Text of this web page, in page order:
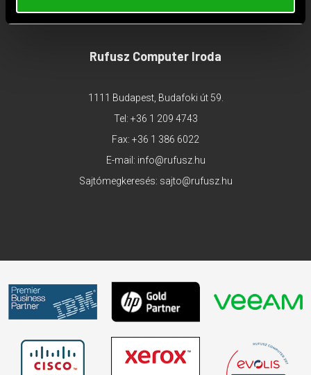
Csütörtök-Péntek 10-16 óráig
Rufusz Computer Iroda
1111 Budapest, Budafoki út 59.
Tel: +36 1 209 4743
Fax: +36 1 386 6022
E-mail: info@rufusz.hu
Sajtómegkeresés: sajto@rufusz.hu